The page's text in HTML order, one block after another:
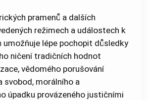
pramenů a dalších
režimech a událostech k
umožňuje lépe pochopit důsledky
ničení tradičních hodnot
vědomého porušování
svobod, morálního a
úpadku provázeného justičními